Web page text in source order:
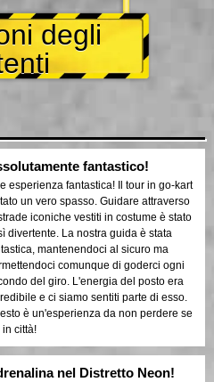
degli
fantastico!
esperienza fantastica! Il tour in go-kart
un vero spasso. Guidare attraverso
iconiche vestiti in costume è stato
divertente. La nostra guida è stata
mantenendoci al sicuro ma
comunque di goderci ogni
del giro. L'energia del posto era
e ci siamo sentiti parte di esso.
è un'esperienza da non perdere se
in città!
nel Distretto Neon!